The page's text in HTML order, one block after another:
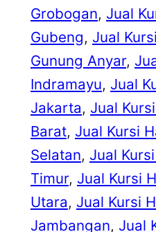
Grobogan, Jual
Gubeng, Jual
Gunung Anyar,
Indramayu, Jual
Jakarta, Jual
Barat, Jual Kursi
Selatan, Jual
Timur, Jual Kursi
Utara, Jual Kursi
Jambangan, Jual